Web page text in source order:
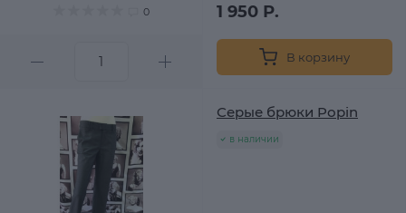
0 1 950 Р.
В корзину
Серые брюки Popin
в наличии